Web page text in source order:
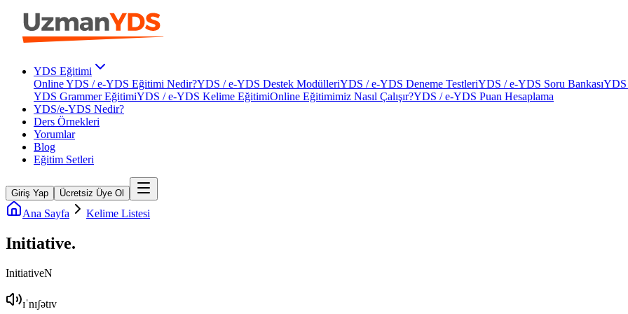
YDS Eğitimi
Online YDS / e-YDS Eğitimi Nedir?YDS / e-YDS Destek ModülleriYDS / e-YDS Deneme TestleriYDS / e-YDS Soru BankasıYDS
YDS Grammer EğitimiYDS / e-YDS Kelime EğitimiOnline Eğitimimiz Nasıl Çalışır?YDS / e-YDS Puan Hesaplama
YDS/e-YDS Nedir?
Ders Örnekleri
Yorumlar
Blog
Eğitim Setleri
Giriş Yap Ücretsiz Üye Ol
Ana Sayfa Kelime Listesi
Initiative.
InitiativeN
ɪˈnɪʃətɪv